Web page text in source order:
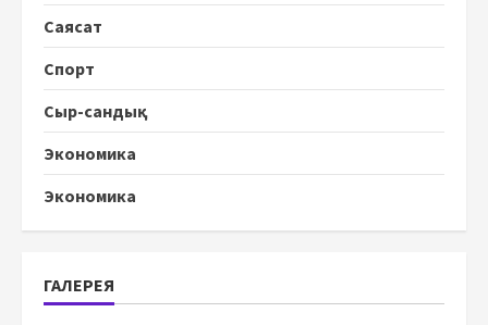
Саясат
Спорт
Сыр-сандық
Экономика
Экономика
ГАЛЕРЕЯ